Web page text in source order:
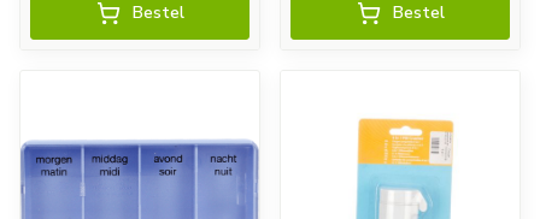
Bestel Bestel